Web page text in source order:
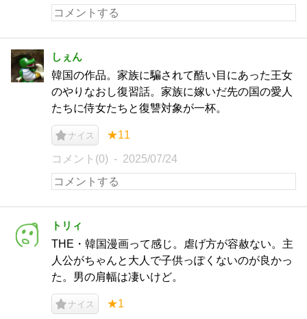
しぇん
韓国の作品。家族に騙されて酷い目にあった王女
のやりなおし復習話。家族に嫁いだ先の国の愛人
たちに侍女たちと復讐対象が一杯。
ナイス ★11
コメント(0) 2025/07/24
トリィ
THE・韓国漫画って感じ。虐げ方が容赦ない。主
人公がちゃんと大人で子供っぽくないのが良かっ
た。男の肩幅は凄いけど。
ナイス ★1